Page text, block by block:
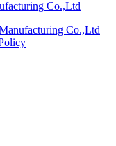
Co.,Ltd